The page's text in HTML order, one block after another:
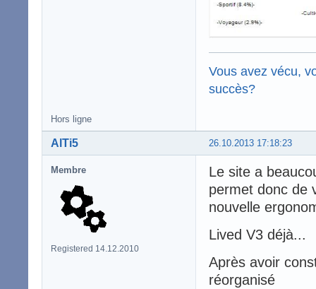
Vous avez vécu,
succès?
Hors ligne
26.10.2013 17:18:23
AlTi5
Membre
Registered 14.12.2010
Le site a
permet donc de
nouvelle
Lived V3 déjà...
Après avoir
réorganisé